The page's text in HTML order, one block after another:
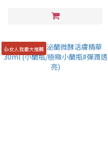
👍女人我最大推薦